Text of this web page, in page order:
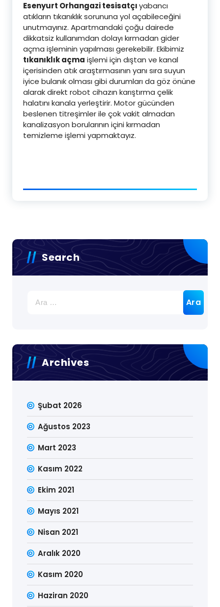
Esenyurt Orhangazi tesisatçıyabancı
atıkların tıkanıklık sorununa yol açabileceğini
unutmayınız. Apartmandaki çoğu dairede
dikkatsiz kullanımdan dolayı kırmadan gider
açma işleminin yapılması gerekebilir. Ekibimiz
tıkanıklık açma işlemi için dıştan ve kanal
içerisinden atık araştırmasının yanı sıra suyun
iyice bulanık olması gibi durumları da göz önüne
alarak direkt robot cihazın karıştırma çelik
halatını kanala yerleştirir. Motor gücünden
beslenen titreşimler ile çok vakit almadan
kanalizasyon borularının içini kırmadan
temizleme işlemi yapmaktayız.
Search
Archives
Şubat 2026
Ağustos 2023
Mart 2023
Kasım 2022
Ekim 2021
Mayıs 2021
Nisan 2021
Aralık 2020
Kasım 2020
Haziran 2020